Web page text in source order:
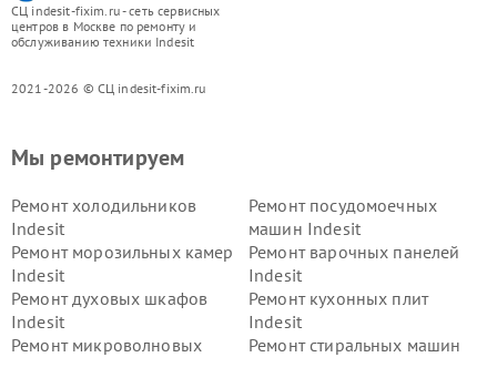
СЦ indesit-fixim.ru - сеть сервисных
центров в Москве по ремонту и
обслуживанию техники Indesit
2021-2026 © СЦ indesit-fixim.ru
Мы ремонтируем
Ремонт холодильников
Indesit
Ремонт посудомоечных
машин Indesit
Ремонт морозильных камер
Indesit
Ремонт варочных панелей
Indesit
Ремонт духовых шкафов
Indesit
Ремонт кухонных плит
Indesit
Ремонт микроволновых
Ремонт стиральных машин